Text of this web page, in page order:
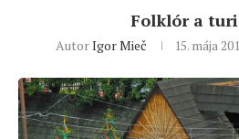
Folklór a
AutorIgor Mieč 15. mája